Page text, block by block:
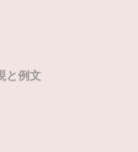
と例文